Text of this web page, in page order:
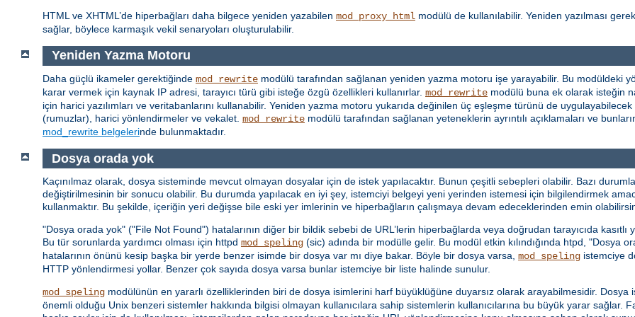
HTML ve XHTML’de hiperbağları daha bilgece yeniden yazabilen mod_proxy_html modülü de kullanılabilir. Yeniden yazılması
sağlar, böylece karmaşık vekil senaryoları oluşturulabilir.
Yeniden Yazma Motoru
Daha güçlü ikameler gerektiğinde mod_rewrite modülü tarafından sağlanan yeniden yazma motoru işe yarayabilir. Bu modüldeki
karar vermek için kaynak IP adresi, tarayıcı türü gibi isteğe özgü özellikleri kullanırlar. mod_rewrite modülü buna ek olarak isteğin
için harici yazılımları ve veritabanlarını kullanabilir. Yeniden yazma motoru yukarıda değinilen üç eşleşme türünü de
(rumuzlar), harici yönlendirmeler ve vekalet. mod_rewrite modülü tarafından sağlanan yeteneklerin ayrıntılı açıklamaları ve
mod_rewrite belgelerinde bulunmaktadır.
Dosya orada yok
Kaçınılmaz olarak, dosya sisteminde mevcut olmayan dosyalar için de istek yapılacaktır. Bunun çeşitli sebepleri olabilir. Bazı
değiştirilmesinin bir sonucu olabilir. Bu durumda yapılacak en iyi şey, istemciyi belgeyi yeni yerinden istemesi için bilgilendirmek
kullanmaktır. Bu şekilde, içeriğin yeri değişse bile eski yer imlerinin ve hiperbağların çalışmaya devam edeceklerinden emin
"Dosya orada yok" ("File Not Found") hatalarının diğer bir bildik sebebi de URL’lerin hiperbağlarda veya doğrudan tarayıcıda kasıtlı
Bu tür sorunlarda yardımcı olması için httpd mod_speling (sic) adında bir modülle gelir. Bu modül etkin kılındığında htpd, "Dosya
hatalarının önünü kesip başka bir yerde benzer isimde bir dosya var mı diye bakar. Böyle bir dosya varsa, mod_speling istemciye
HTTP yönlendirmesi yollar. Benzer çok sayıda dosya varsa bunlar istemciye bir liste halinde sunulur.
mod_speling modülünün en yararlı özelliklerinden biri de dosya isimlerini harf büyüklüğüne duyarsız olarak arayabilmesidir.
önemli olduğu Unix benzeri sistemler hakkında bilgisi olmayan kullanıcılara sahip sistemlerin kullanıcılarına bu büyük yarar sağlar.